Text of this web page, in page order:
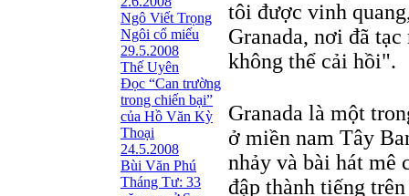
Ngô Viết Trọng
Ngôi cổ miếu
29.5.2008
Thế Uyên
Đọc “Can trường
trong chiến bại”
của Hồ Văn Kỳ
Thoại
24.5.2008
Bùi Văn Phú
Tháng Tư: 33
tôi được vinh
Granada, nơi đã
không thể cải hồi".
Granada là một
ở miền nam Tây
nhảy và bài hát mê
đập thành tiếng